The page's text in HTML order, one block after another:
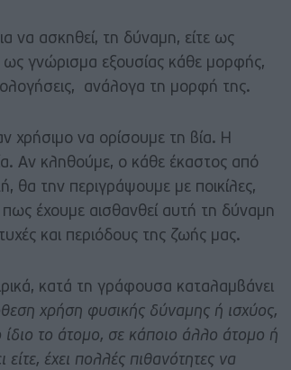
να ασκηθεί, τη δύναμη, είτε ως
γνώρισμα εξουσίας κάθε μορφής,
ανάλογα τη μορφή της.
χρήσιμο να ορίσουμε τη βία. Η
Αν κληθούμε, ο κάθε έκαστος από
θα την περιγράψουμε με ποικίλες,
έχουμε αισθανθεί αυτή τη δύναμη
και περιόδους της ζωής μας.
κατά τη γράφουσα καταλαμβάνει
χρήση φυσικής δύναμης ή ισχύος,
το άτομο, σε κάποιο άλλο άτομο ή
έχει πολλές πιθανότητες να